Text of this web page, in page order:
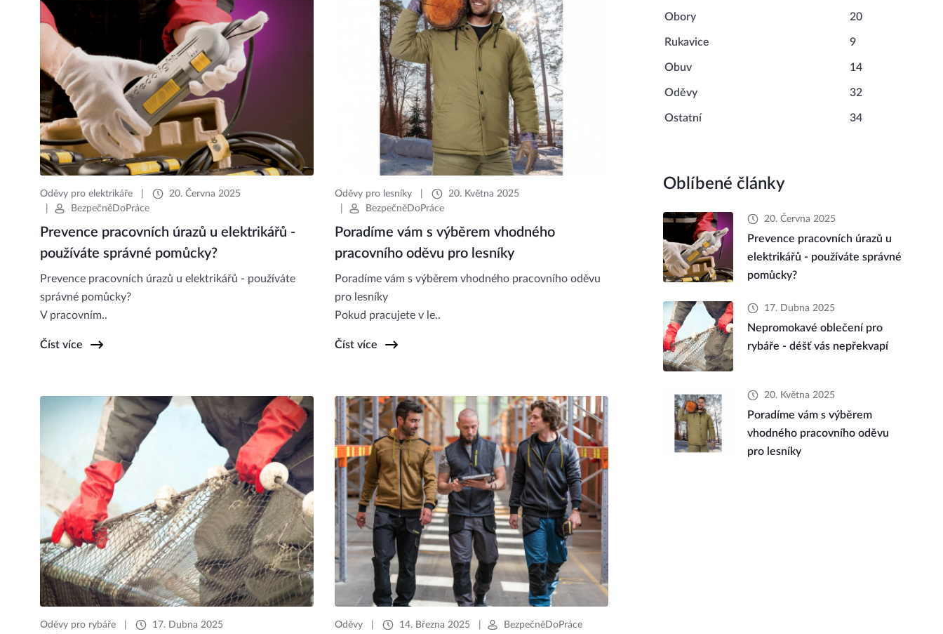
Oděvy pro elektrikáře
20. Června 2025
BezpečněDoPráce
Prevence pracovních úrazů u elektrikářů -
používáte správné pomůcky?
Prevence pracovních úrazů u elektrikářů - používáte
správné pomůcky?
V pracovním..
Číst více
Oděvy pro lesníky
20. Května 2025
BezpečněDoPráce
Poradíme vám s výběrem vhodného
pracovního oděvu pro lesníky
Poradíme vám s výběrem vhodného pracovního oděvu
pro lesníky
Pokud pracujete v le..
Číst více
Oděvy pro rybáře
17. Dubna 2025
Oděvy 14. Března 2025 BezpečněDoPráce
Obory 20
Rukavice 9
Obuv 14
Oděvy 32
Ostatní 34
Oblíbené články
20. Června 2025
Prevence pracovních úrazů u
elektrikářů - používáte správné
pomůcky?
17. Dubna 2025
Nepromokavé oblečení pro
rybáře - déšť vás nepřekvapí
20. Května 2025
Poradíme vám s výběrem
vhodného pracovního oděvu
pro lesníky